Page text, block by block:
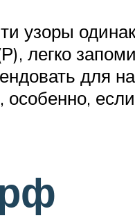
узоры
легко
для